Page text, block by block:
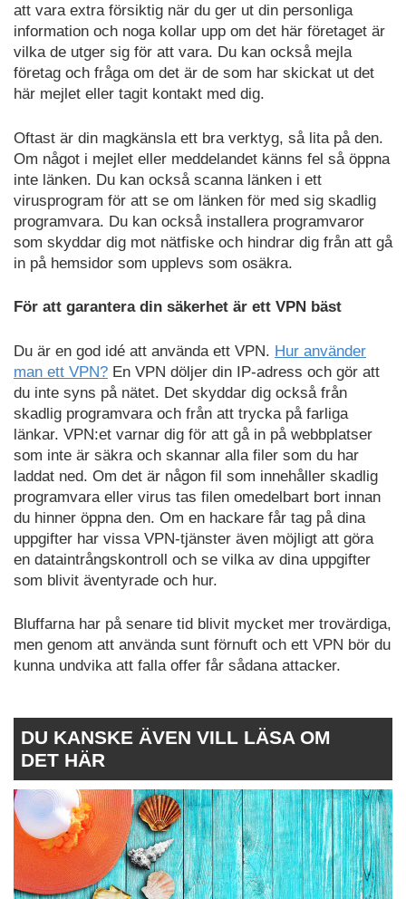
att vara extra försiktig när du ger ut din personliga
information och noga kollar upp om det här företaget är
vilka de utger sig för att vara. Du kan också mejla
företag och fråga om det är de som har skickat ut det
här mejlet eller tagit kontakt med dig.
Oftast är din magkänsla ett bra verktyg, så lita på den.
Om något i mejlet eller meddelandet känns fel så öppna
inte länken. Du kan också scanna länken i ett
virusprogram för att se om länken för med sig skadlig
programvara. Du kan också installera programvaror
som skyddar dig mot nätfiske och hindrar dig från att gå
in på hemsidor som upplevs som osäkra.
För att garantera din säkerhet är ett VPN bäst
Du är en god idé att använda ett VPN. Hur använder
man ett VPN? En VPN döljer din IP-adress och gör att
du inte syns på nätet. Det skyddar dig också från
skadlig programvara och från att trycka på farliga
länkar. VPN:et varnar dig för att gå in på webbplatser
som inte är säkra och skannar alla filer som du har
laddat ned. Om det är någon fil som innehåller skadlig
programvara eller virus tas filen omedelbart bort innan
du hinner öppna den. Om en hackare får tag på dina
uppgifter har vissa VPN-tjänster även möjligt att göra
en dataintrångskontroll och se vilka av dina uppgifter
som blivit äventyrade och hur.
Bluffarna har på senare tid blivit mycket mer trovärdiga,
men genom att använda sunt förnuft och ett VPN bör du
kunna undvika att falla offer får sådana attacker.
DU KANSKE ÄVEN VILL LÄSA OM
DET HÄR